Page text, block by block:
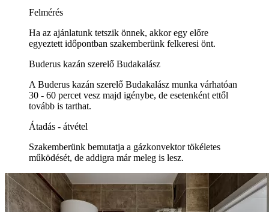
Felmérés
Ha az ajánlatunk tetszik önnek, akkor egy előre
egyeztett időpontban szakemberünk felkeresi önt.
Buderus kazán szerelő Budakalász
A Buderus kazán szerelő Budakalász munka várhatóan
30 - 60 percet vesz majd igénybe, de esetenként ettől
tovább is tarthat.
Átadás - átvétel
Szakemberünk bemutatja a gázkonvektor tökéletes
működését, de addigra már meleg is lesz.